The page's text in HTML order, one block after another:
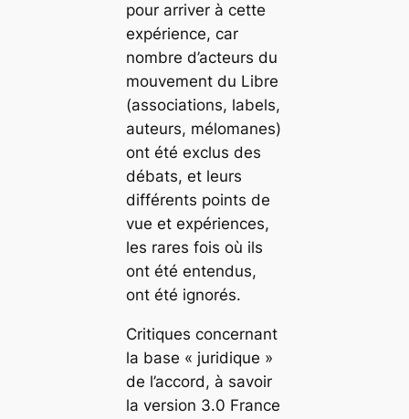
pour arriver à cette
expérience, car
nombre d’acteurs du
mouvement du Libre
(associations, labels,
auteurs, mélomanes)
ont été exclus des
débats, et leurs
différents points de
vue et expériences,
les rares fois où ils
ont été entendus,
ont été ignorés.
Critiques concernant
la base « juridique »
de l’accord, à savoir
la version 3.0 France